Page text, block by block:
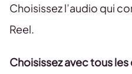
Choisissez l’audio qui
Reel.
Choisissez avec tous